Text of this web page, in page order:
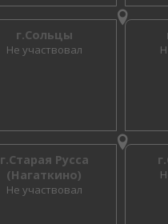
г.Сольцы
Не участвовал
г.Старая Русса
(Нагаткино)
Не участвовал